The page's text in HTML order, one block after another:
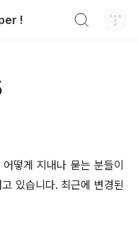
!
떻게 지내나 묻는 분들이
있습니다. 최근에 변경된